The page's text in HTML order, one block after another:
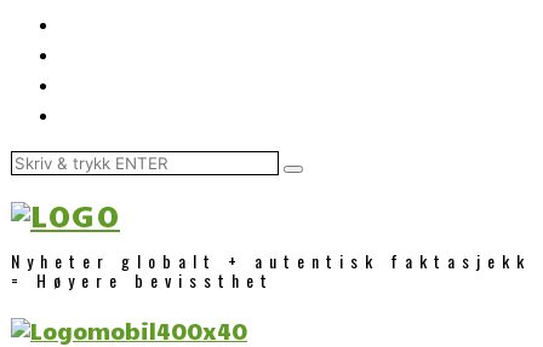
Nyheter globalt + autentisk faktasjekk
= Høyere bevissthet